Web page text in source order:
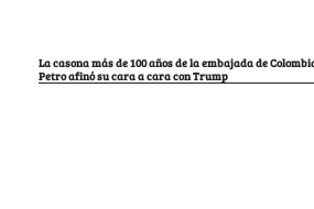
La casona más de 100 años de la embajada de
Petro afinó su cara a cara con Trump